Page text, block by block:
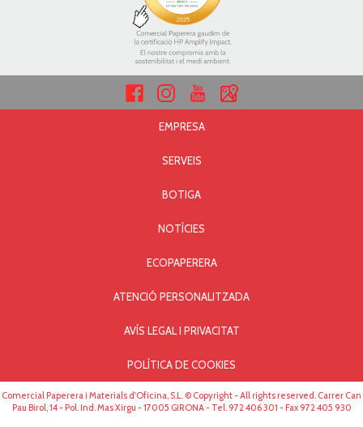
EMPRESA
SERVEIS
BOTIGA
NOTÍCIES
ECOPAPERERA
ATENCIÓ PERSONALITZADA
AVÍS LEGAL I PRIVACITAT
POLÍTICA DE COOKIES
Comercial Paperera i Materials d'Oficina, S.L. © Copyright - All rights reserved. Carrer Can
Pau Birol, 14 - Pol. Ind. Mas Xirgu - 17005 GIRONA - Tel. 972 406 301 - Fax 972 405 930